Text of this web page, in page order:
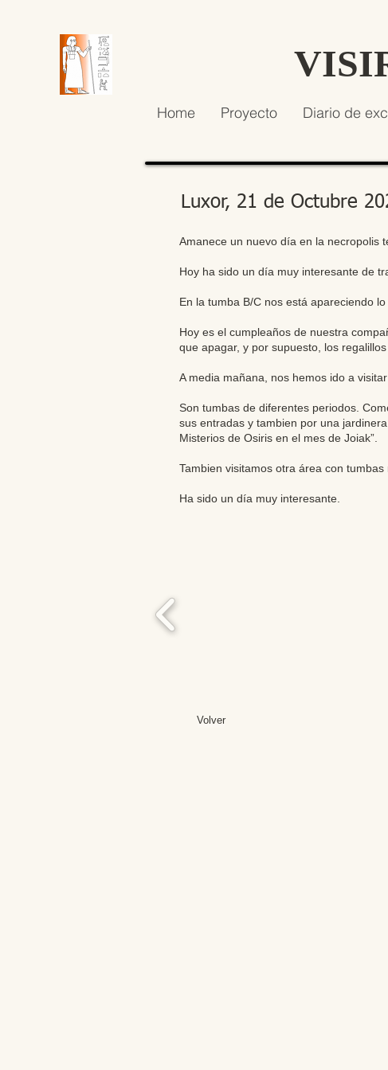
Home Proyecto Diario de
Luxor, 21 de Octubre
Amanece un nuevo día en la necropolis
Hoy ha sido un día muy interesante de
En la tumba B/C nos está apareciendo
Hoy es el cumpleaños de nuestra
que apagar, y por supuesto, los
A media mañana, nos hemos ido a
Son tumbas de diferentes periodos.
sus entradas y tambien por una
Misterios de Osiris en el mes de Joiak”.
Tambien visitamos otra área con
Ha sido un día muy interesante.
Volver